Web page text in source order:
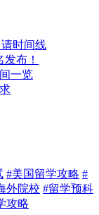
时间线
布！
一览
#美国留学攻略 #
外院校 #留学预科
攻略